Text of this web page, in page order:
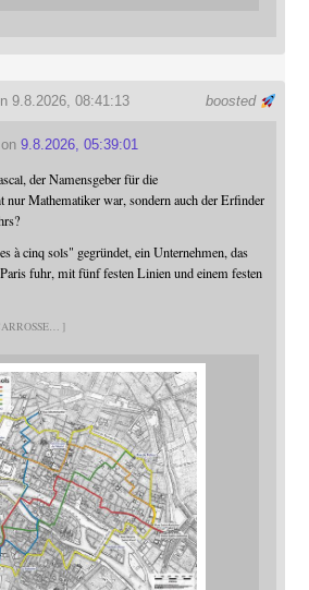
boosted
9.8.2026, 08:41:13
on 9.8.2026, 05:39:01
der Namensgeber für die
nur Mathematiker war, sondern auch der Erfinder
à cinq sols" gegründet, ein Unternehmen, das
fuhr, mit fünf festen Linien und einem festen